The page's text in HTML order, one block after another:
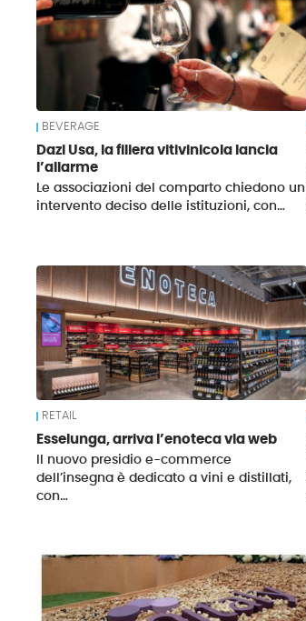
BEVERAGE
Dazi Usa, la filiera vitivinicola lancia
l’allarme
Le associazioni del comparto chiedono un
intervento deciso delle istituzioni, con…
RETAIL
Esselunga, arriva l’enoteca via web
Il nuovo presidio e-commerce
dell’insegna è dedicato a vini e distillati,
con…